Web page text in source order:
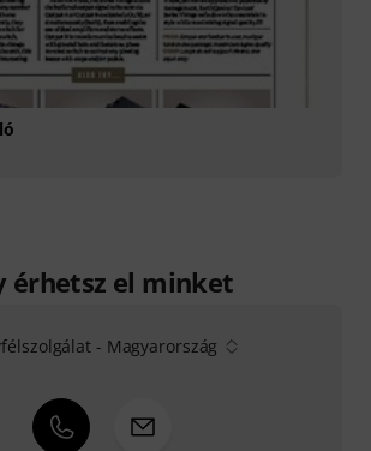
érhetsz el minket
- Magyarország